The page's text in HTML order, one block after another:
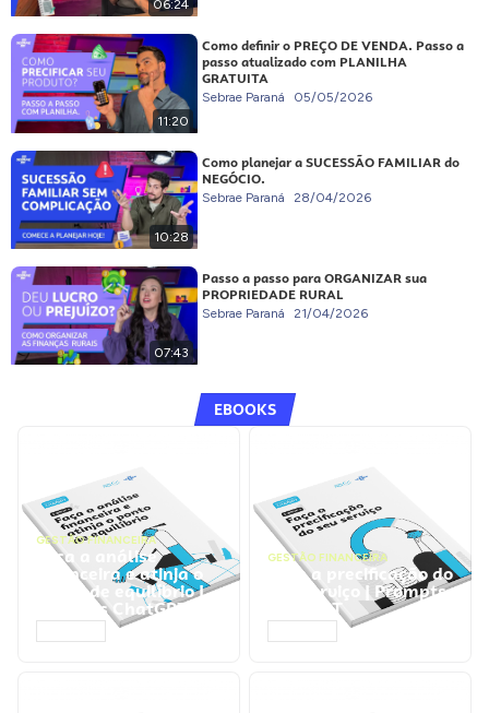
06:24
11:20
Como definir o PREÇO DE VENDA. Passo a
passo atualizado com PLANILHA
GRATUITA
Sebrae Paraná 05/05/2026
10:28
Como planejar a SUCESSÃO FAMILIAR do
NEGÓCIO.
Sebrae Paraná 28/04/2026
07:43
Passo a passo para ORGANIZAR sua
PROPRIEDADE RURAL
Sebrae Paraná 21/04/2026
EBOOKS
GESTÃO FINANCEIRA
Faça a análise
financeira e atinja o
ponto de equilíbrio |
Prompts ChatGPT
GESTÃO FINANCEIRA
Faça a precificação do
seu serviço | Prompts
ChatGPT